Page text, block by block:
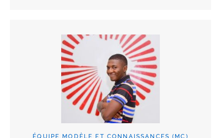
ÉQUIPE MODÈLE ET CONNAISSANCES (MC)